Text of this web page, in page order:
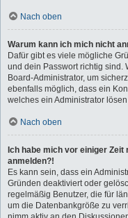
Nach oben
Warum kann ich mich nicht
Dafür gibt es viele mögliche
und dein Passwort richtig sind.
Board-Administrator, um
ebenfalls möglich, dass ein
welches ein Administrator
Nach oben
Ich habe mich vor einiger
anmelden?!
Es kann sein, dass ein
Gründen deaktiviert oder
regelmäßig Benutzer, die für
um die Datenbankgröße zu